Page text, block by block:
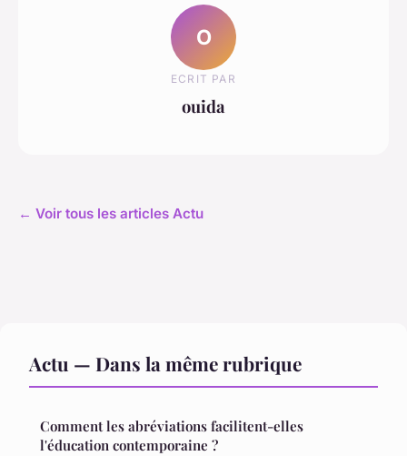
O
ECRIT PAR
ouida
← Voir tous les articles Actu
Actu — Dans la même rubrique
Comment les abréviations facilitent-elles
l'éducation contemporaine ?